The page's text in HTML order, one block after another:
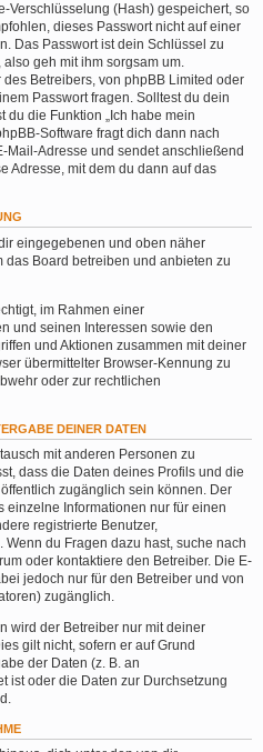
Verschlüsselung (Hash) gespeichert, so
dieses Passwort nicht auf einer
Das Passwort ist dein Schlüssel zu
geh mit ihm sorgsam um.
Betreibers, von phpBB Limited oder
Passwort fragen. Solltest du dein
du die Funktion „Ich habe mein
Software fragt dich dann nach
Adresse und sendet anschließend
Adresse, mit dem du dann auf das
eingegebenen und oben näher
Board betreiben und anbieten zu
im Rahmen einer
und seinen Interessen sowie den
und Aktionen zusammen mit deiner
übermittelter Browser-Kennung zu
oder zur rechtlichen
DEINER DATEN
mit anderen Personen zu
dass die Daten deines Profils und die
zugänglich sein können. Der
einzelne Informationen nur für einen
registrierte Benutzer,
du Fragen dazu hast, suche nach
oder kontaktiere den Betreiber. Die E-
jedoch nur für den Betreiber und von
zugänglich.
wird der Betreiber nur mit deiner
gilt nicht, sofern er auf Grund
der Daten (z. B. an
ist oder die Daten zur Durchsetzung